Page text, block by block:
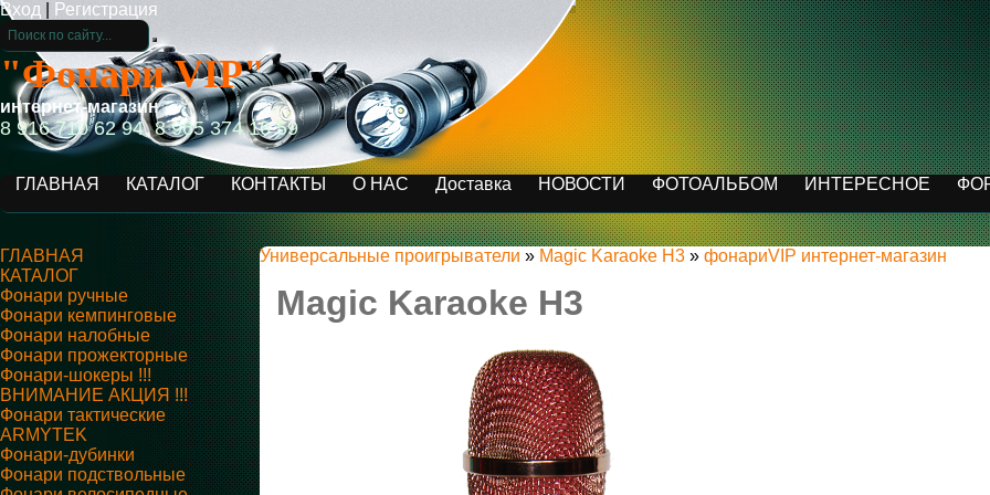
Вход Регистрация
"Фонари VIP"
интернет-магазин
8 916 710 62 94, 8 965 374 16 59
ГЛАВНАЯ КАТАЛОГ КОНТАКТЫ О НАС Доставка НОВОСТИ ФОТОАЛЬБОМ ИНТЕРЕСНОЕ
ГЛАВНАЯ
КАТАЛОГ
Фонари ручные
Фонари кемпинговые
Фонари налобные
Фонари прожекторные
Фонари-шокеры !!!
ВНИМАНИЕ АКЦИЯ !!!
Фонари тактические
ARMYTEK
Фонари-дубинки
Фонари подствольные
Универсальные проигрыватели » Magic Karaoke H3 » фонариVIP интернет-магазин
Magic Karaoke H3